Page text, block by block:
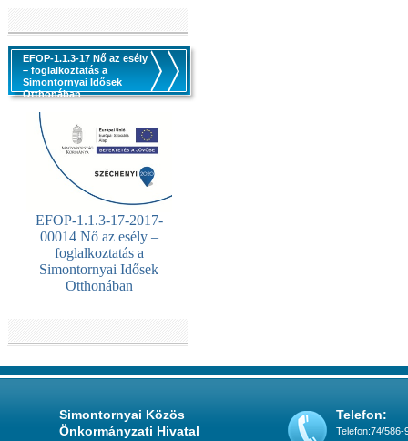
EFOP-1.1.3-17 Nő az esély
– foglalkoztatás a
Simontornyai Idősek
Otthonában
EFOP-1.1.3-17-2017-
00014 Nő az esély –
foglalkoztatás a
Simontornyai Idősek
Otthonában
Simontornyai Közös
Önkormányzati Hivatal
Telefon:
Telefon:74/586-